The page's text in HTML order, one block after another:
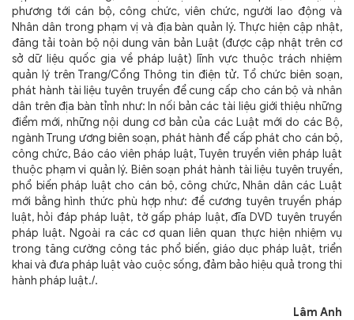
phương tới cán bộ, công chức, viên chức, người lao động và
Nhân dân trong phạm vị và địa bàn quản lý. Thực hiện cập nhật,
đăng tải toàn bộ nội dung văn bản Luật (được cập nhật trên cơ
sở dữ liệu quốc gia về pháp luật) lĩnh vực thuộc trách nhiệm
quản lý trên Trang/Cổng Thông tin điện tử. Tổ chức biên soạn,
phát hành tài liệu tuyên truyền để cung cấp cho cán bộ và nhân
dân trên địa bàn tỉnh như: In nối bản các tài liệu giới thiệu những
điểm mới, những nội dung cơ bản của các Luật mới do các Bộ,
ngành Trung ương biên soạn, phát hành để cấp phát cho cán bộ,
công chức, Báo cáo viên pháp luật, Tuyên truyền viên pháp luật
thuộc phạm vi quản lý. Biên soạn phát hành tài liệu tuyên truyền,
phổ biến pháp luật cho cán bộ, công chức, Nhân dân các Luật
mới bằng hình thức phù hợp như: đề cương tuyên truyền pháp
luật, hỏi đáp pháp luật, tờ gấp pháp luật, đĩa DVD tuyên truyền
pháp luật. Ngoài ra các cơ quan liên quan thực hiện nhiệm vụ
trong tăng cường công tác phổ biến, giáo dục pháp luật, triển
khai và đưa pháp luật vào cuộc sống, đảm bảo hiệu quả trong thi
hành pháp luật./.
Lâm Anh